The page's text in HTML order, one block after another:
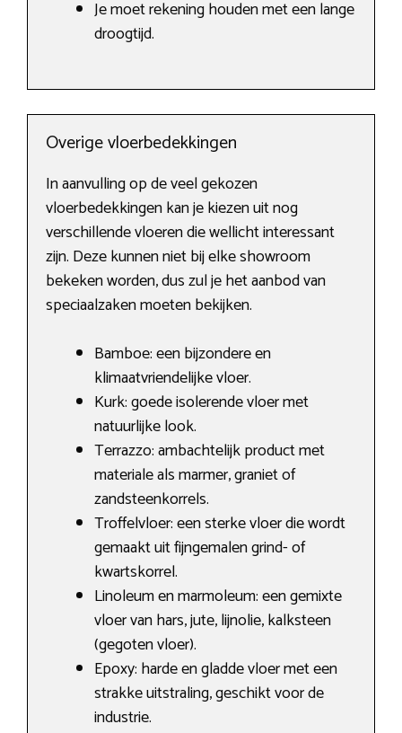
Je moet rekening houden met een lange
droogtijd.
Overige vloerbedekkingen
In aanvulling op de veel gekozen
vloerbedekkingen kan je kiezen uit nog
verschillende vloeren die wellicht interessant
zijn. Deze kunnen niet bij elke showroom
bekeken worden, dus zul je het aanbod van
speciaalzaken moeten bekijken.
Bamboe: een bijzondere en
klimaatvriendelijke vloer.
Kurk: goede isolerende vloer met
natuurlijke look.
Terrazzo: ambachtelijk product met
materiale als marmer, graniet of
zandsteenkorrels.
Troffelvloer: een sterke vloer die wordt
gemaakt uit fijngemalen grind- of
kwartskorrel.
Linoleum en marmoleum: een gemixte
vloer van hars, jute, lijnolie, kalksteen
(gegoten vloer).
Epoxy: harde en gladde vloer met een
strakke uitstraling, geschikt voor de
industrie.